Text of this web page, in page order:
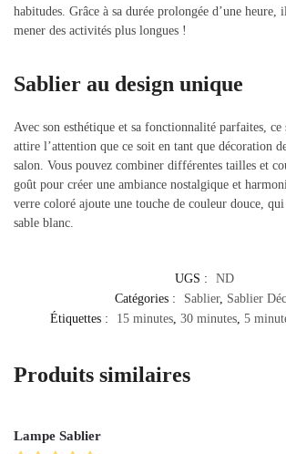
habitudes. Grâce à sa durée prolongée d’une heure,
mener des activités plus longues !
Sablier au design unique
Avec son esthétique et sa fonctionnalité parfaites,
attire l’attention que ce soit en tant que décoration
salon. Vous pouvez combiner différentes tailles et
goût pour créer une ambiance nostalgique et
verre coloré ajoute une touche de couleur douce,
sable blanc.
UGS :
ND
Catégories :
Sablier, Sablier
Étiquettes :
15 minutes 30 minutes 5
Produits similaires
Lampe Sablier